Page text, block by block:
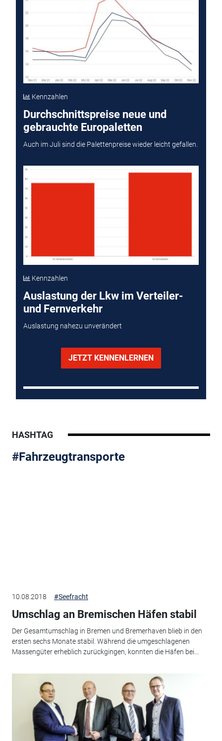
Kennzahlen
Durchschnittspreise neue und
gebrauchte Europaletten
Auch im Juli sind die Palettenpreise wieder leicht gefallen.
Kennzahlen
Auslastung der Lkw im Verteiler-
und Fernverkehr
Auslastung nahezu unverändert
JETZT KENNENLERNEN
HASHTAG
#Fahrzeugtransporte
10.08.2018 #Seefracht
Umschlag an Bremischen Häfen stabil
Der Gesamtumschlag in Bremen und Bremerhaven blieb in den
ersten sechs Monate stabil. Während die umgeschlagenen
Massengüter erheblich zurückgingen, konnten die Häfen bei...